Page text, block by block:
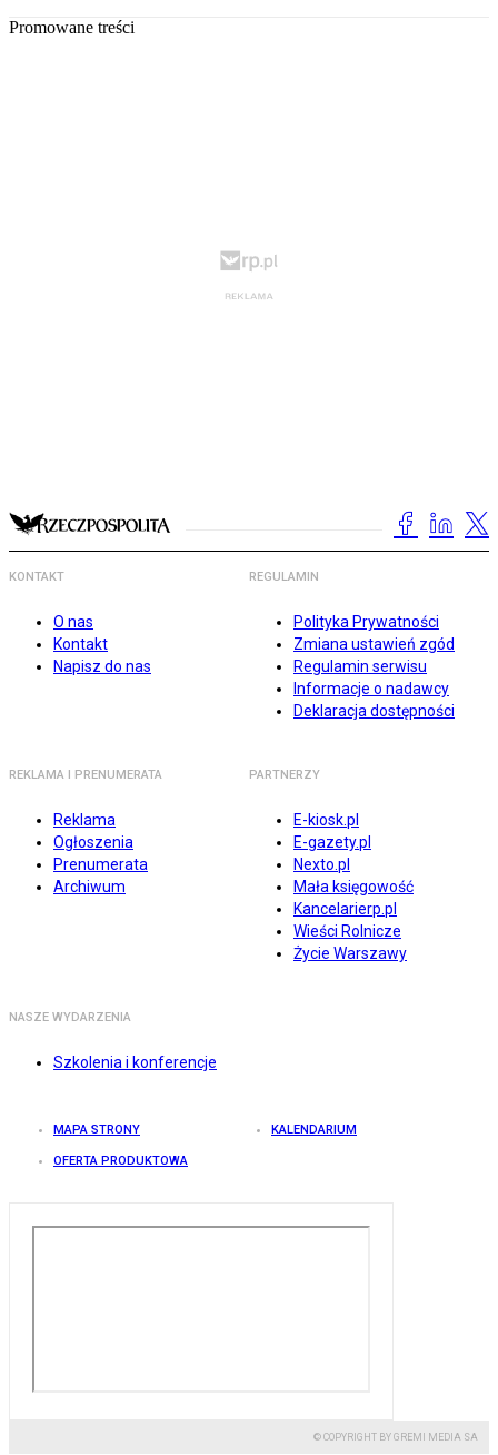
Promowane treści
KONTAKT
O nas
Kontakt
Napisz do nas
REGULAMIN
Polityka Prywatności
Zmiana ustawień zgód
Regulamin serwisu
Informacje o nadawcy
Deklaracja dostępności
REKLAMA I PRENUMERATA
Reklama
Ogłoszenia
Prenumerata
Archiwum
PARTNERZY
E-kiosk.pl
E-gazety.pl
Nexto.pl
Mała księgowość
Kancelarierp.pl
Wieści Rolnicze
Życie Warszawy
NASZE WYDARZENIA
Szkolenia i konferencje
MAPA STRONY KALENDARIUM
OFERTA PRODUKTOWA
© COPYRIGHT BY GREMI MEDIA SA